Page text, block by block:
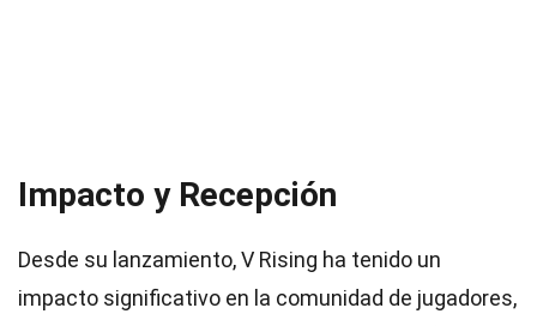
Impacto y Recepción
Desde su lanzamiento, V Rising ha tenido un
impacto significativo en la comunidad de jugadores,